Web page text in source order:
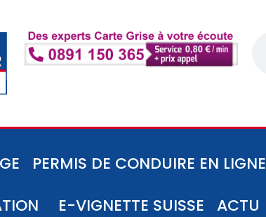
PERMIS DE CONDUIRE EN LIGNE
E-VIGNETTE SUISSE ACTU